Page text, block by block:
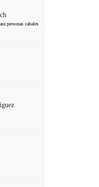
personas cabales